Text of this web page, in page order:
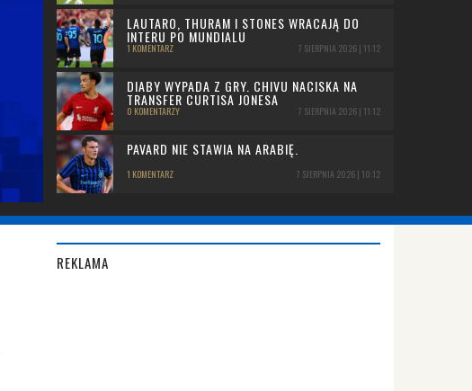
LAUTARO, THURAM I STONES WRACAJĄ DO
INTERU PO MUNDIALU
1 KOMENTARZ 7 SIERPNIA 2026 | 11:12
DIABY WYPADA Z GRY. CHIVU NACISKA NA
TRANSFER CURTISA JONESA
0 KOMENTARZY 7 SIERPNIA 2026 | 11:12
PAVARD NIE STAWIA NA ARABIĘ.
1 KOMENTARZ 7 SIERPNIA 2026 | 10:12
REKLAMA